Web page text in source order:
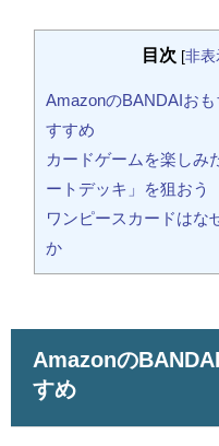
目次 [非表
AmazonのBANDAIお
すすめ
カードゲームを楽しみ
ートデッキ」を狙おう
ワンピースカードはな
か
Amazonの
すめ